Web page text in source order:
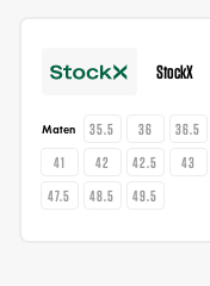
StockX
Maten 35.5 36 36.5
41
42 42.5 43
47.5
48.5 49.5